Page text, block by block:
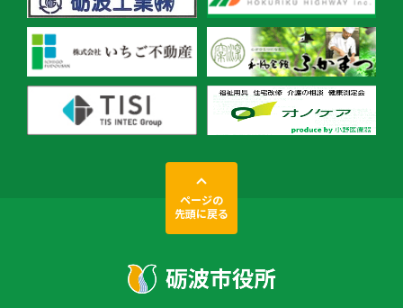
ページの
先頭に戻る